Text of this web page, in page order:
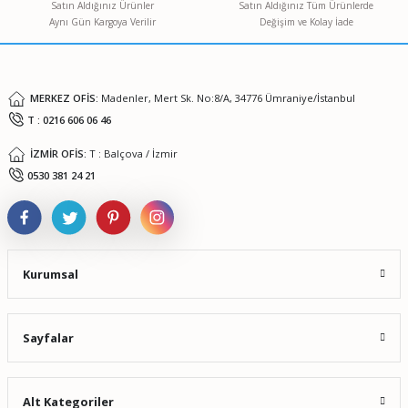
Ürün fiyatı diğer sitelerden daha pahalı.
Satın Aldığınız Ürünler
Aynı Gün Kargoya Verilir
Satın Aldığınız Tüm Ürünlerde
Değişim ve Kolay İade
MERKEZ OFİS: Madenler, Mert Sk. No:8/A, 34776 Ümraniye/İstanbul
T : 0216 606 06 46
İZMİR OFİS: T : Balçova / İzmir
0530 381 24 21
Kurumsal
Sayfalar
Alt Kategoriler